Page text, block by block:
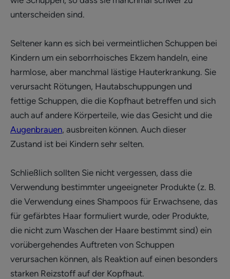
unterscheiden sind.
Seltener kann es sich bei vermeintlichen Schuppen bei
Kindern um ein seborrhoisches Ekzem handeln, eine
harmlose, aber manchmal lästige Hauterkrankung. Sie
verursacht Rötungen, Hautabschuppungen und
fettige Schuppen, die die Kopfhaut betreffen und sich
auch auf andere Körperteile, wie das Gesicht und die
Augenbrauen, ausbreiten können. Auch dieser
Zustand ist bei Kindern sehr selten.
Schließlich sollten Sie nicht vergessen, dass die
Verwendung bestimmter ungeeigneter Produkte (z. B.
die Verwendung eines Shampoos für Erwachsene, das
für gefärbtes Haar formuliert wurde, oder Produkte,
die nicht zum Waschen der Haare bestimmt sind) ein
vorübergehendes Auftreten von Schuppen
verursachen können, als Reaktion auf einen besonders
starken Reizstoff auf der Kopfhaut.